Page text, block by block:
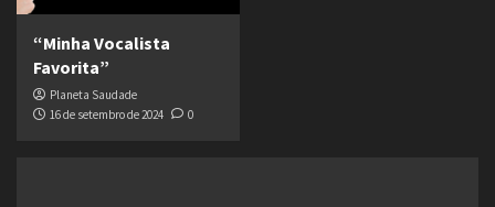
“Minha Vocalista
Favorita”
Planeta Saudade
16 de setembro de 2024
0